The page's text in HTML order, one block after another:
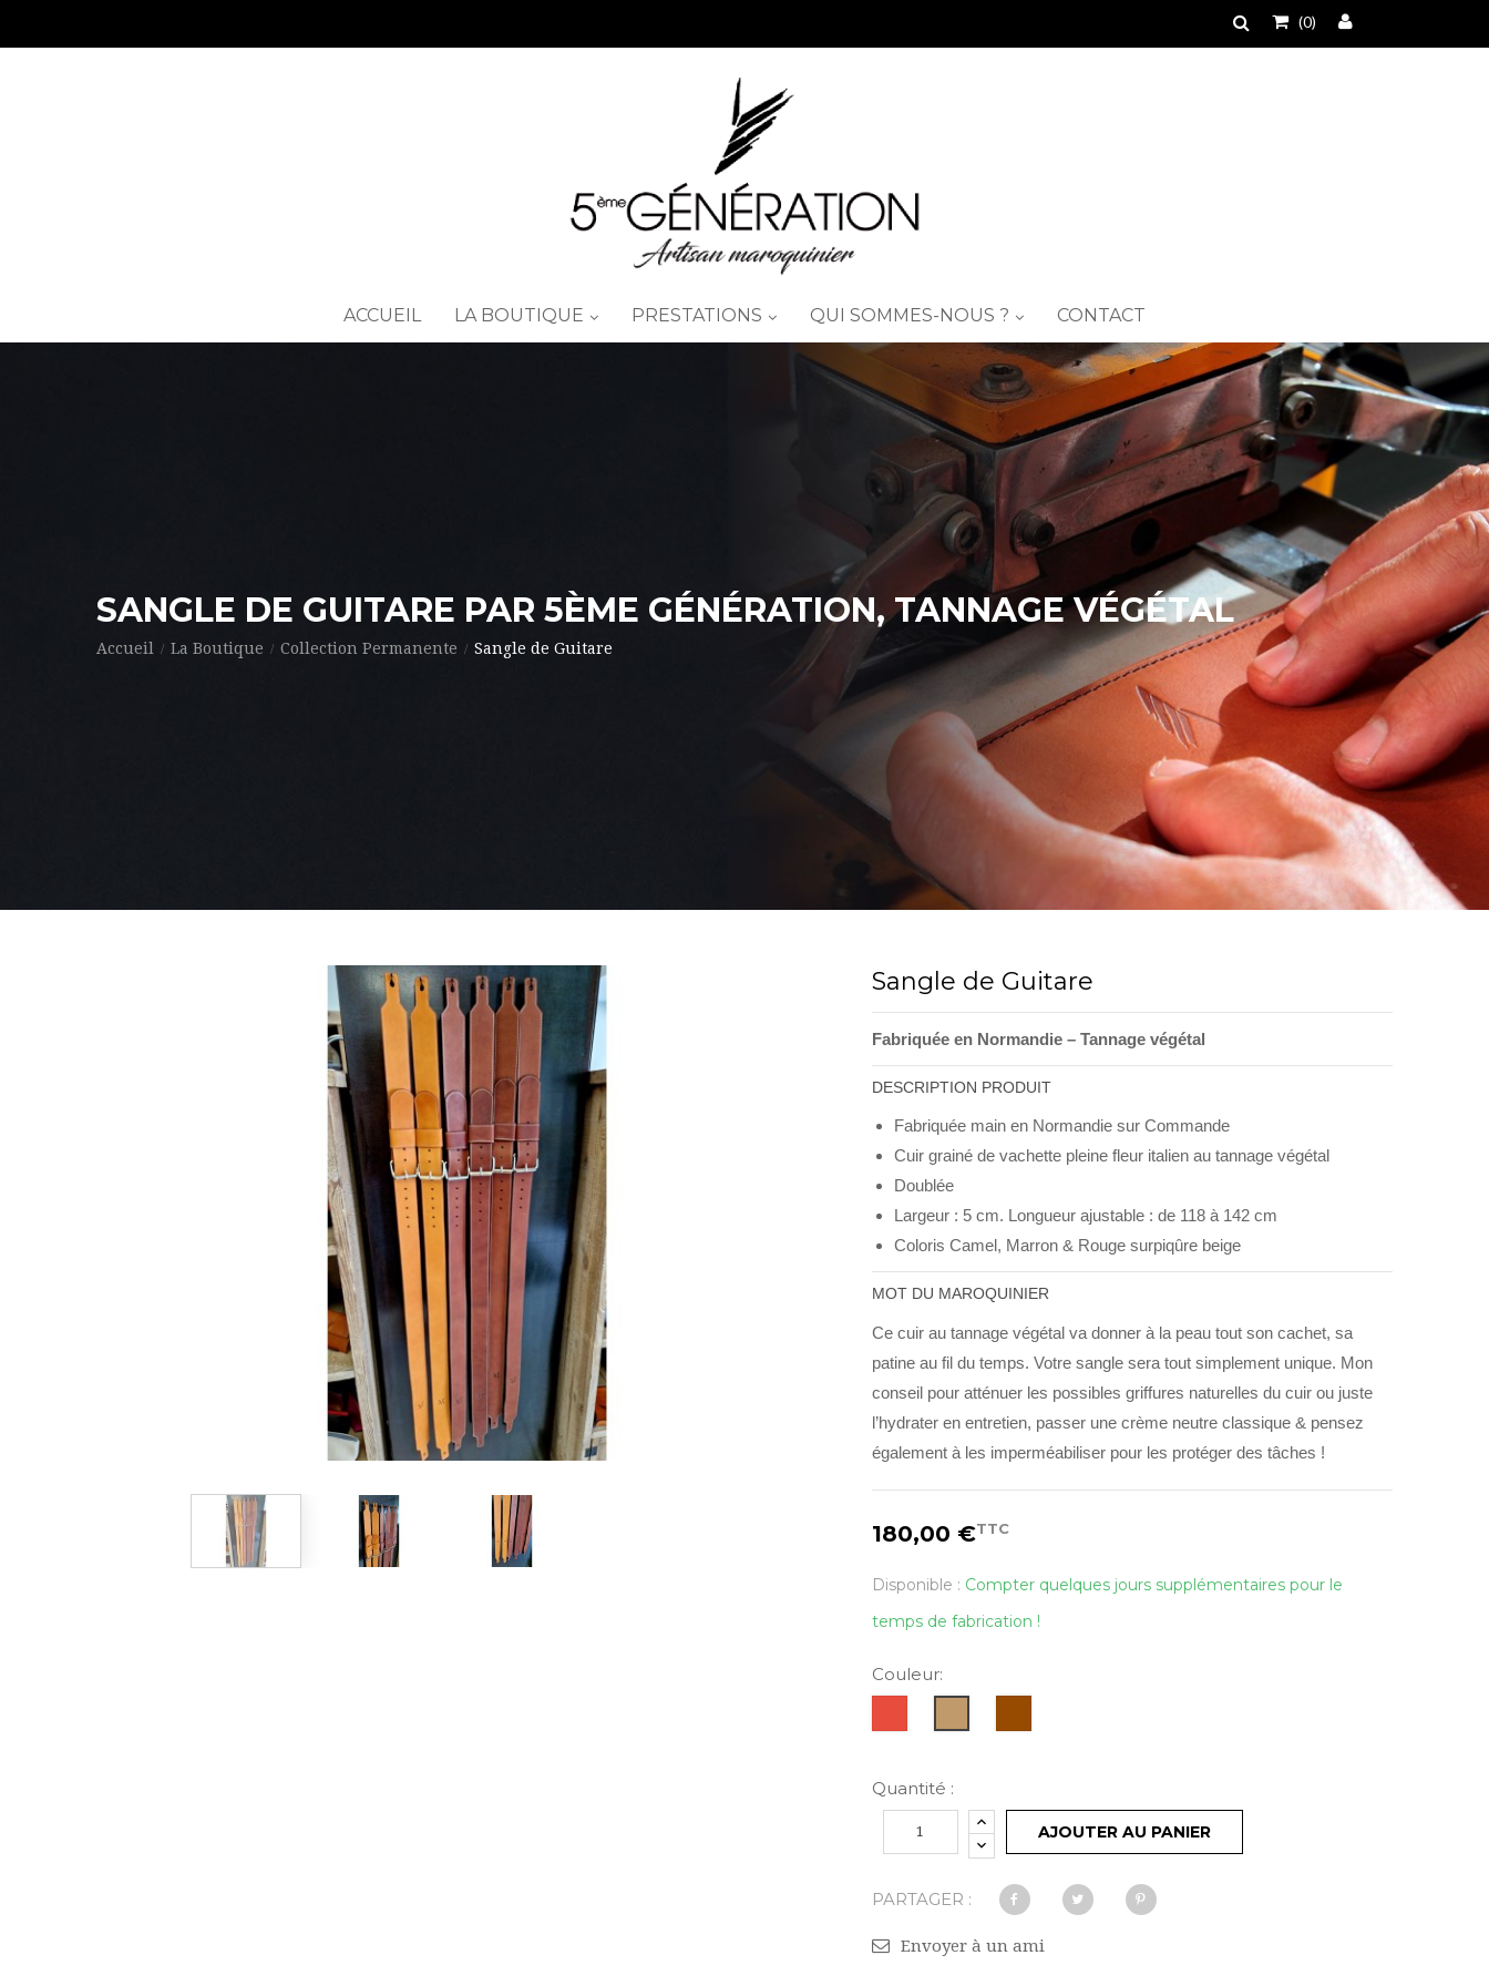
(0)
ACCUEIL LA BOUTIQUE PRESTATIONS QUI SOMMES-NOUS ? CONTACT
SANGLE DE GUITARE PAR 5ÈME GÉNÉRATION, TANNAGE VÉGÉTAL
Accueil La Boutique Collection Permanente Sangle de Guitare
Sangle de Guitare
Fabriquée en Normandie – Tannage végétal
DESCRIPTION PRODUIT
Fabriquée main en Normandie sur Commande
Cuir grainé de vachette pleine fleur italien au tannage végétal
Doublée
Largeur : 5 cm. Longueur ajustable : de 118 à 142 cm
Coloris Camel, Marron & Rouge surpiqûre beige
MOT DU MAROQUINIER
Ce cuir au tannage végétal va donner à la peau tout son cachet, sa
patine au fil du temps. Votre sangle sera tout simplement unique. Mon
conseil pour atténuer les possibles griffures naturelles du cuir ou juste
l’hydrater en entretien, passer une crème neutre classique & pensez
également à les imperméabiliser pour les protéger des tâches !
180,00 €TTC
Disponible : Compter quelques jours supplémentaires pour le
temps de fabrication !
Couleur:
Quantité :
AJOUTER AU PANIER
PARTAGER :
Envoyer à un ami